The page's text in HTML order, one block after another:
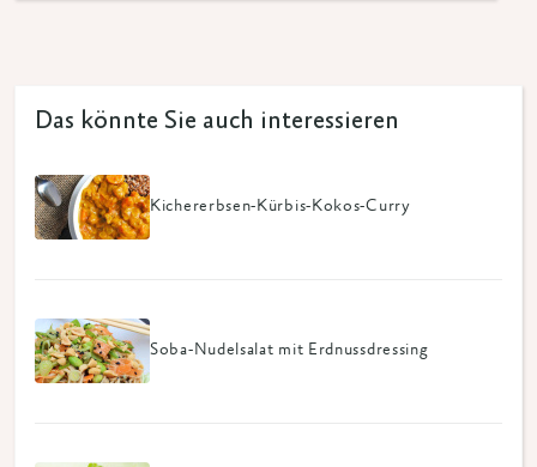
Das könnte Sie auch interessieren
Kichererbsen-Kürbis-Kokos-Curry
Soba-Nudelsalat mit Erdnussdressing